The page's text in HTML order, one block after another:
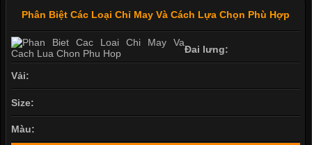
Phân Biệt Các Loại Chỉ May Và Cách Lựa Chọn Phù Hợp
Đai lưng:
Vải:
Size:
Màu: